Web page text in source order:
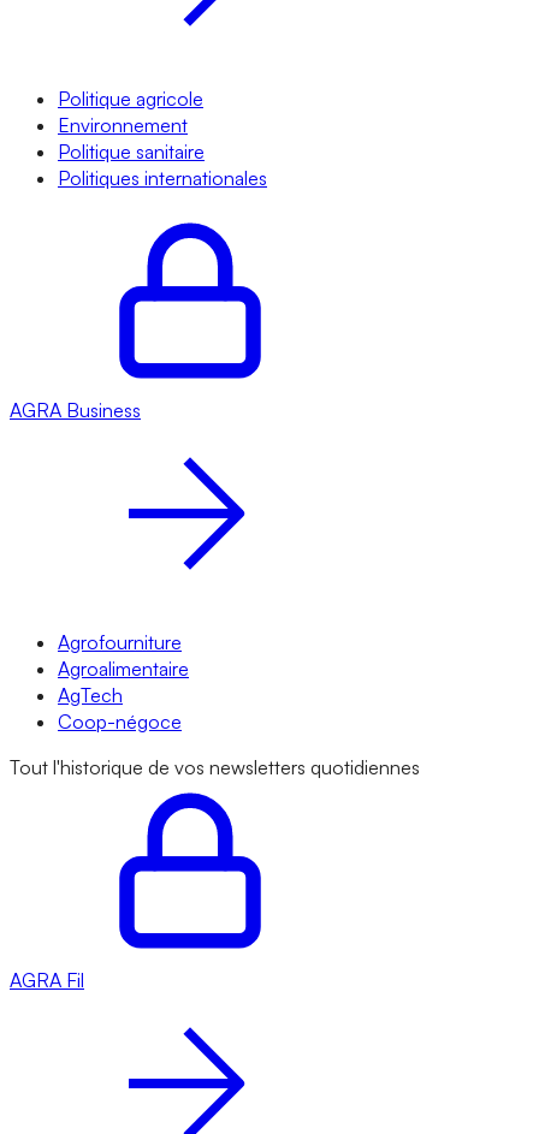
Politique agricole
Environnement
Politique sanitaire
Politiques internationales
AGRA Business
Agrofourniture
Agroalimentaire
AgTech
Coop-négoce
Tout l'historique de vos newsletters quotidiennes
AGRA Fil